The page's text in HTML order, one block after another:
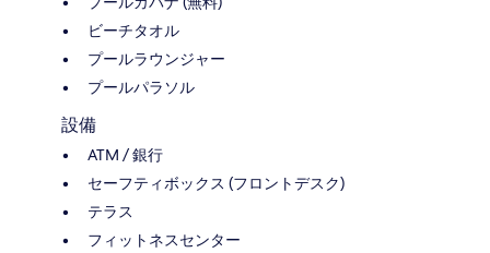
ビーチタオル
プールラウンジャー
プールパラソル
設備
ATM / 銀行
セーフティボックス (フロントデスク)
テラス
フィットネスセンター